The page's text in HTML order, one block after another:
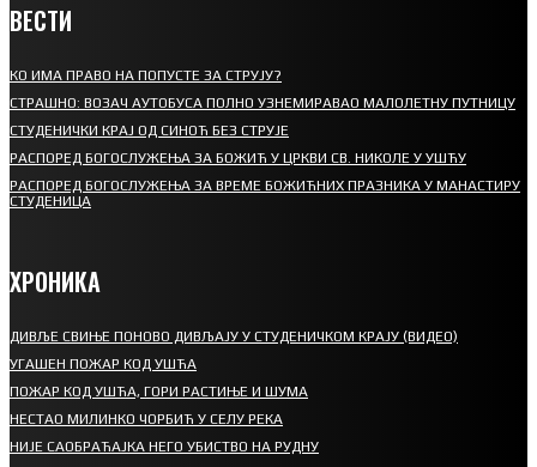
ВЕСТИ
КО ИМА ПРАВО НА ПОПУСТЕ ЗА СТРУЈУ?
СТРАШНО: ВОЗАЧ АУТОБУСА ПОЛНО УЗНЕМИРАВАО МАЛОЛЕТНУ ПУТНИЦУ
СТУДЕНИЧКИ КРАЈ ОД СИНОЋ БЕЗ СТРУЈЕ
РАСПОРЕД БОГОСЛУЖЕЊА ЗА БОЖИЋ У ЦРКВИ СВ. НИКОЛЕ У УШЋУ
РАСПОРЕД БОГОСЛУЖЕЊА ЗА ВРЕМЕ БОЖИЋНИХ ПРАЗНИКА У МАНАСТИРУ
СТУДЕНИЦА
ХРОНИКА
ДИВЉЕ СВИЊЕ ПОНОВО ДИВЉАЈУ У СТУДЕНИЧКОМ КРАЈУ (ВИДЕО)
УГАШЕН ПОЖАР КОД УШЋА
ПОЖАР КОД УШЋА, ГОРИ РАСТИЊЕ И ШУМА
НЕСТАО МИЛИНКО ЧОРБИЋ У СЕЛУ РЕКА
НИЈЕ САОБРАЋАЈКА НЕГО УБИСТВО НА РУДНУ